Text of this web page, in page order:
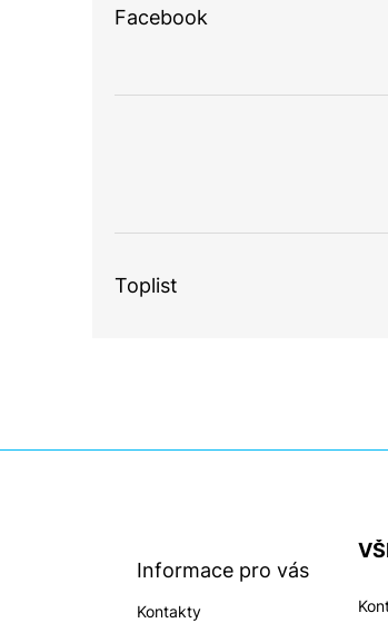
Facebook
Toplist
Informace pro vás
Kontakty